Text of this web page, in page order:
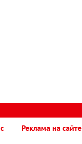
Реклама на сайте